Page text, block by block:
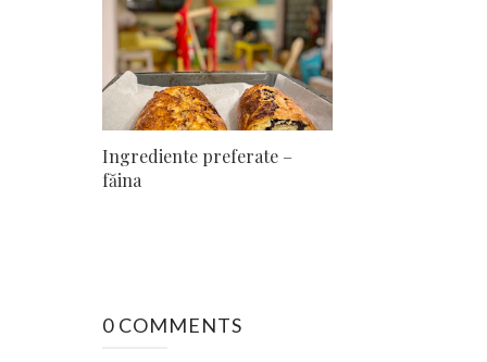
Ingrediente preferate –
făina
0 COMMENTS